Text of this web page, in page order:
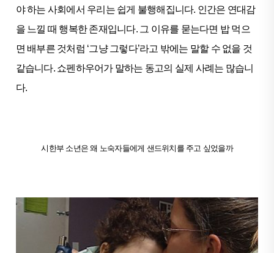
야 하는 사회에서 우리는 쉽게 불행해집니다. 인간은 연대감
을 느낄 때 행복한 존재입니다. 그 이유를 묻는다면 밥 먹으
면 배부른 것처럼 ‘그냥 그렇다’라고 밖에는 말할 수 없을 것
같습니다. 쇼펜하우어가 말하는 동고의 실제 사례는 많습니
다.
시한부 소년은 왜 노숙자들에게 샌드위치를 주고 싶었을까